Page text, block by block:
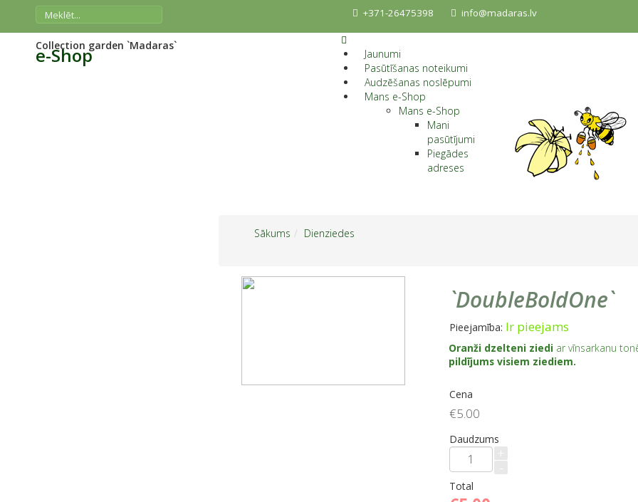
+371-26475398 info@madaras.lv
e-Shop
Collection garden `Madaras`
Jaunumi
Pasūtīšanas noteikumi
Audzēšanas noslēpumi
Mans e-Shop
Mans e-Shop
Mani
pasūtījumi
Piegādes
adreses
Sākums Dienziedes
`DoubleBoldOne`
Pieejamība: Ir pieejams
Oranži dzelteni ziedi ar vīnsarkanu
pildījums visiem ziediem.
Cena
€5.00
Daudzums
Total